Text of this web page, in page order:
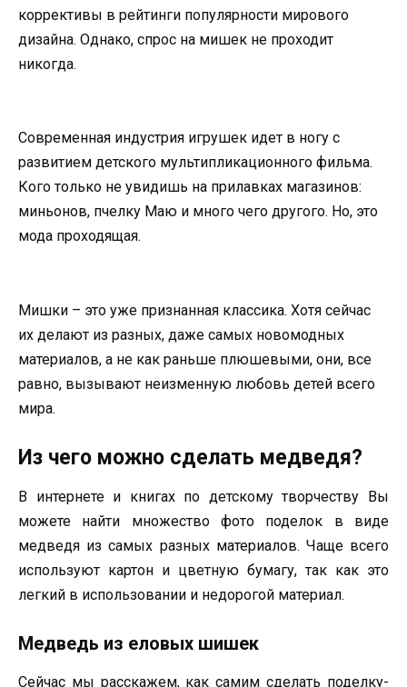
коррективы в рейтинги популярности мирового
дизайна. Однако, спрос на мишек не проходит
никогда.
Современная индустрия игрушек идет в ногу с
развитием детского мультипликационного фильма.
Кого только не увидишь на прилавках магазинов:
миньонов, пчелку Маю и много чего другого. Но, это
мода проходящая.
Мишки – это уже признанная классика. Хотя сейчас
их делают из разных, даже самых новомодных
материалов, а не как раньше плюшевыми, они, все
равно, вызывают неизменную любовь детей всего
мира.
Из чего можно сделать медведя?
В интернете и книгах по детскому творчеству Вы
можете найти множество фото поделок в виде
медведя из самых разных материалов. Чаще всего
используют картон и цветную бумагу, так как это
легкий в использовании и недорогой материал.
Медведь из еловых шишек
Сейчас мы расскажем, как самим сделать поделку-